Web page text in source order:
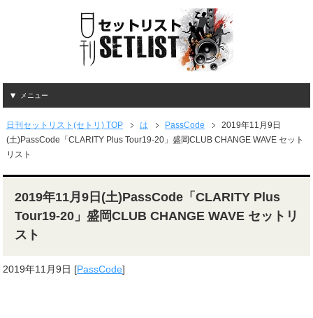
メニュー
日刊セットリスト(セトリ) TOP は PassCode
2019年11月9日
(土)PassCode「CLARITY Plus Tour19-20」盛岡CLUB CHANGE WAVE セット
リスト
2019年11月9日(土)PassCode「CLARITY Plus
Tour19-20」盛岡CLUB CHANGE WAVE セットリ
スト
2019年11月9日 [PassCode]